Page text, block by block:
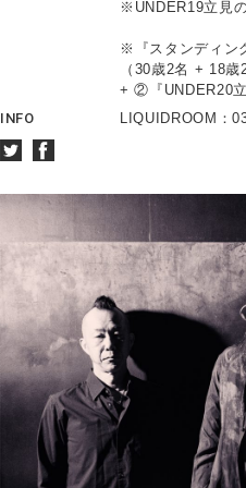
※UNDER19立見
※『スタンディン
（30歳2名 + 18
+ ②『UNDER20
INFO
LIQUIDROOM：